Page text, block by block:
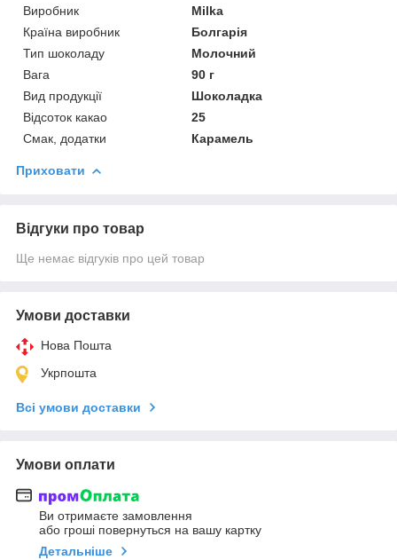
Виробник
Milka
Країна виробник
Болгарія
Тип шоколаду
Молочний
Вага
90 г
Вид продукції
Шоколадка
Відсоток какао
25
Смак, додатки
Карамель
Приховати
Відгуки про товар
Ще немає відгуків про цей товар
Умови доставки
Нова Пошта
Укрпошта
Всі умови доставки
Умови оплати
Ви отримаєте замовлення
або гроші повернуться на вашу картку
Детальніше